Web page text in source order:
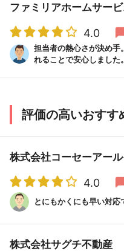
ファミリアホームサー
4.0
担当者の熱心さが決め手
れることで安心しました。
評価の高いおすす
株式会社コーセーアー
4.0
とにもかくにも早い対応
株式会社サグチ不動産